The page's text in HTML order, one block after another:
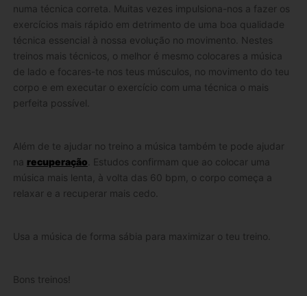
numa técnica correta. Muitas vezes impulsiona-nos a fazer os
exercícios mais rápido em detrimento de uma boa qualidade
técnica essencial à nossa evolução no movimento. Nestes
treinos mais técnicos, o melhor é mesmo colocares a música
de lado e focares-te nos teus músculos, no movimento do teu
corpo e em executar o exercício com uma técnica o mais
perfeita possível.
Além de te ajudar no treino a música também te pode ajudar
na recuperação . Estudos confirmam que ao colocar uma
música mais lenta, à volta das 60 bpm, o corpo começa a
relaxar e a recuperar mais cedo.
Usa a música de forma sábia para maximizar o teu treino.
Bons treinos!